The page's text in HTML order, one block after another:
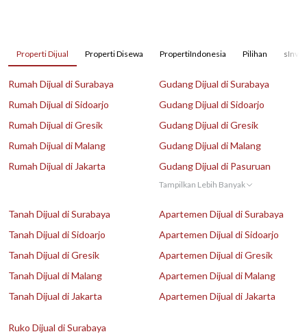
Properti Dijual Properti Disewa PropertiIndonesia Pilihan
Rumah Dijual di Surabaya
Rumah Dijual di Sidoarjo
Rumah Dijual di Gresik
Rumah Dijual di Malang
Rumah Dijual di Jakarta
Gudang Dijual di Surabaya
Gudang Dijual di Sidoarjo
Gudang Dijual di Gresik
Gudang Dijual di Malang
Gudang Dijual di Pasuruan
Tampilkan Lebih Banyak
Tanah Dijual di Surabaya
Tanah Dijual di Sidoarjo
Tanah Dijual di Gresik
Tanah Dijual di Malang
Tanah Dijual di Jakarta
Apartemen Dijual di Surabaya
Apartemen Dijual di Sidoarjo
Apartemen Dijual di Gresik
Apartemen Dijual di Malang
Apartemen Dijual di Jakarta
Ruko Dijual di Surabaya